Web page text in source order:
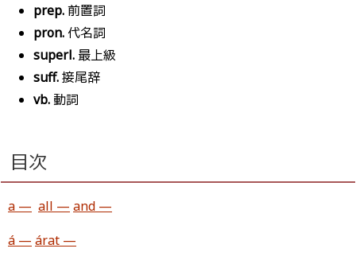
prep.前置詞
pron. 代名詞
superl. 最上級
suff.接尾辞
vb. 動詞
目次
a — all — and —
á — árat —